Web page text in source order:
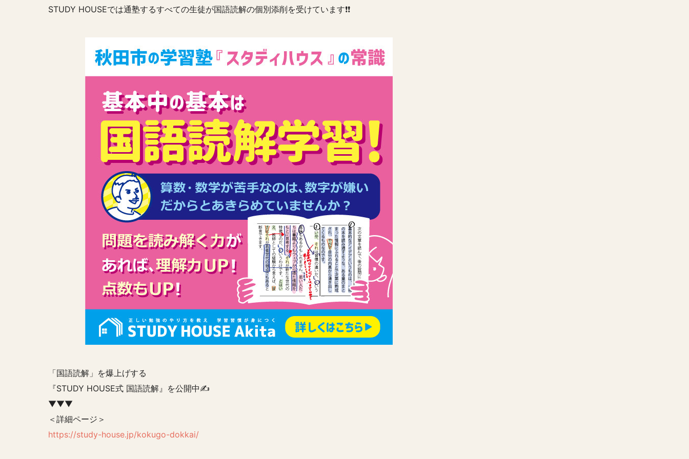
STUDY HOUSEでは通塾するすべての生徒が国語読解の個別添削を受けています❗️❗️
「国語読解」を爆上げする
『STUDY HOUSE式 国語読解』を公開中✍️
▼▼▼
＜詳細ページ＞
https://study-house.jp/kokugo-dokkai/